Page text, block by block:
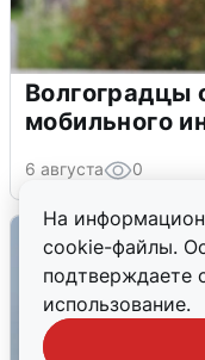
На
cookie-файлы.
подтверждаете
использование.
Волгоградцы
мобильного
6 августа 0